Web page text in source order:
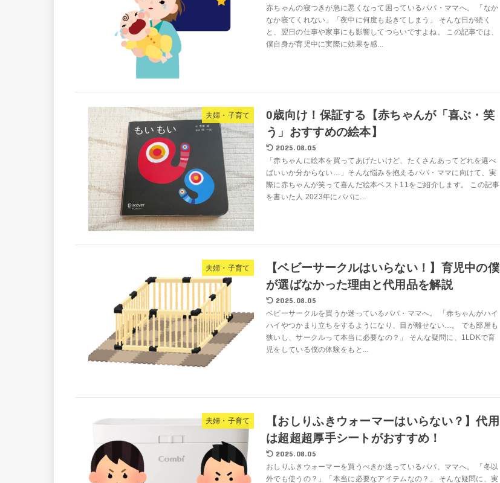
赤ちゃんの寝つきが急に悪くなって困っているパパ・ママへ。 「なか
なか寝てくれない」「夜中に何度も起きてしまう」 そんな日が続く
と、翌日の仕事や家事にも影響してつらいですよね。 この記事では、
僕自身が育児中に実際に効果を感...
夫婦・子育て
0歳向け！保証する【赤ちゃんが「喜ぶ・笑
う」おすすめの絵本】
2025.08.05
「赤ちゃんに絵本を買ってあげたいけど、たくさんあってどれを選べ
ばいいか分からない…」そんな悩みを抱えるパパ・ママに向けて、実
際に赤ちゃんが笑って喜んだ絵本ベスト11をご紹介します。 この記事
を書いた人 2023年にパパに...
夫婦・子育て
【ベビーサークルはいらない！】育児中の僕
が選ばなかった理由と代用品を解説
2025.08.05
ベビーサークルを買うか迷っているパパ・ママへ。 「赤ちゃんがハイ
ハイやつかまり立ちをするようになり、目が離せない…。 でも部屋も
狭いし、サークルって本当に必要なの？」 そんな疑問に、1LDKで育
児をしている僕の体験をもと...
夫婦・子育て
【おしりふきウォーマーはいらない？】代用
は超超超厚手シートがおすすめ！
2025.08.05
おしりふきウォーマーを買うべきか迷っているパパ、ママへ。 「冬以
外でも使うの？」「本当に必要なアイテムなの？」 そんな疑問に、実